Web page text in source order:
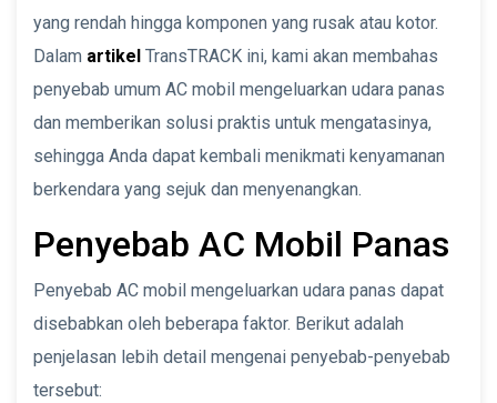
yang rendah hingga komponen yang rusak atau kotor.
Dalam artikel TransTRACK ini, kami akan membahas
penyebab umum AC mobil mengeluarkan udara panas
dan memberikan solusi praktis untuk mengatasinya,
sehingga Anda dapat kembali menikmati kenyamanan
berkendara yang sejuk dan menyenangkan.
Penyebab AC Mobil Panas
Penyebab AC mobil mengeluarkan udara panas dapat
disebabkan oleh beberapa faktor. Berikut adalah
penjelasan lebih detail mengenai penyebab-penyebab
tersebut: